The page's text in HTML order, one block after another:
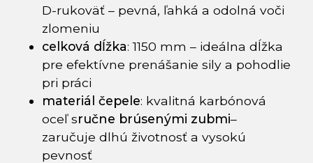
D-rukoväť – pevná, ľahká a odolná voči
zlomeniu
celková dĺžka: 1150 mm – ideálna dĺžka
pre efektívne prenášanie sily a pohodlie
pri práci
materiál čepele: kvalitná karbónová
oceľ sručne brúsenými zubmi–
zaručuje dlhú životnosť a vysokú
pevnosť